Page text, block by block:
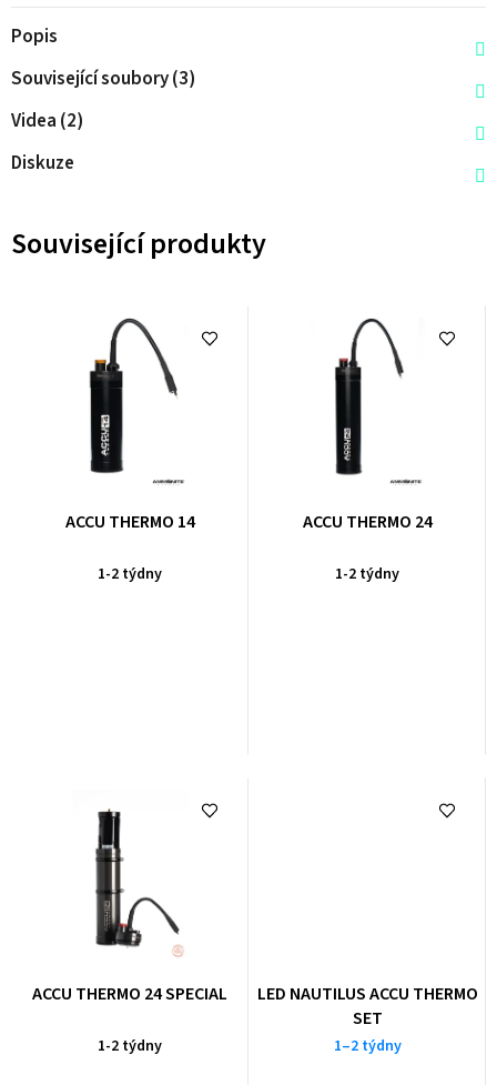
Popis
Související soubory (3)
Videa (2)
Diskuze
Související produkty
ACCU THERMO 14
1-2 týdny
ACCU THERMO 24
1-2 týdny
ACCU THERMO 24 SPECIAL
1-2 týdny
LED NAUTILUS ACCU THERMO
SET
1–2 týdny